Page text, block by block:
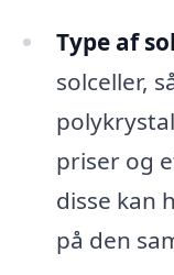
Type af
solceller,
priser og
disse kan
på den